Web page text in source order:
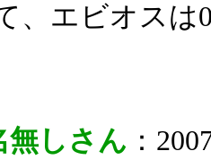
、エビオスは
無しさん ：